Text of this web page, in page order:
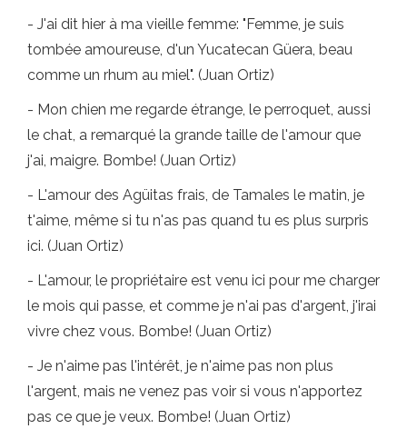
- J'ai dit hier à ma vieille femme: "Femme, je suis
tombée amoureuse, d'un Yucatecan Güera, beau
comme un rhum au miel". (Juan Ortiz)
- Mon chien me regarde étrange, le perroquet, aussi
le chat, a remarqué la grande taille de l'amour que
j'ai, maigre. Bombe! (Juan Ortiz)
- L'amour des Agüitas frais, de Tamales le matin, je
t'aime, même si tu n'as pas quand tu es plus surpris
ici. (Juan Ortiz)
- L'amour, le propriétaire est venu ici pour me charger
le mois qui passe, et comme je n'ai pas d'argent, j'irai
vivre chez vous. Bombe! (Juan Ortiz)
- Je n'aime pas l'intérêt, je n'aime pas non plus
l'argent, mais ne venez pas voir si vous n'apportez
pas ce que je veux. Bombe! (Juan Ortiz)